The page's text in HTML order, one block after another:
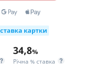
картки
34,8%
Річна % ставка